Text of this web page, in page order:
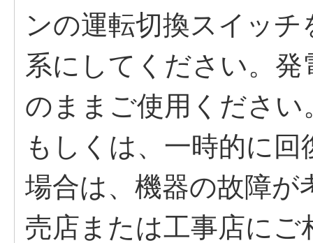
ンの運転切換スイッ
系にしてください。
のままご使用くださ
もしくは、一時的に
場合は、機器の故障
売店または工事店にご